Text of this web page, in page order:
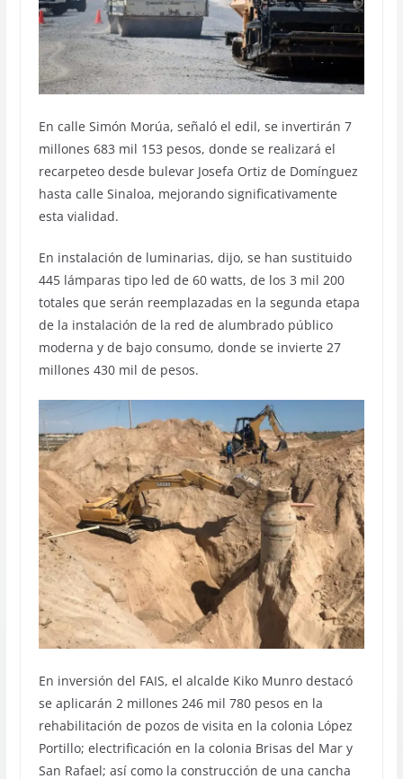
En calle Simón Morúa, señaló el edil, se invertirán 7
millones 683 mil 153 pesos, donde se realizará el
recarpeteo desde bulevar Josefa Ortiz de Domínguez
hasta calle Sinaloa, mejorando significativamente
esta vialidad.
En instalación de luminarias, dijo, se han sustituido
445 lámparas tipo led de 60 watts, de los 3 mil 200
totales que serán reemplazadas en la segunda etapa
de la instalación de la red de alumbrado público
moderna y de bajo consumo, donde se invierte 27
millones 430 mil de pesos.
En inversión del FAIS, el alcalde Kiko Munro destacó
se aplicarán 2 millones 246 mil 780 pesos en la
rehabilitación de pozos de visita en la colonia López
Portillo; electrificación en la colonia Brisas del Mar y
San Rafael; así como la construcción de una cancha